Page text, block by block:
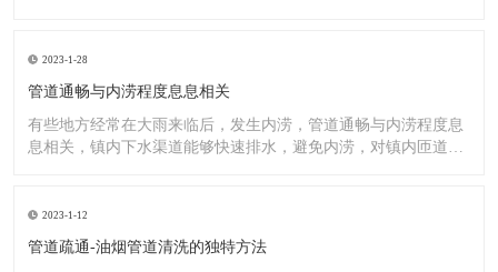
2023-1-28
管道通畅与内涝程度息息相关
有些地方经常在大雨来临后，发生内涝，管道通畅与内涝程度息
息相关，镇内下水渠道能够快速排水，避免内涝，对镇内匝道、
2023-1-12
管道疏通-油烟管道清洗的独特方法